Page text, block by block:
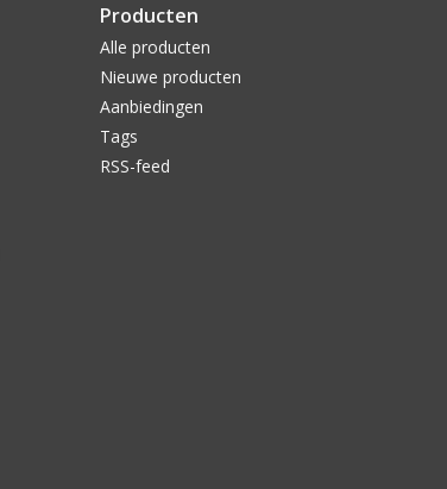
Producten
Alle producten
Nieuwe producten
Aanbiedingen
Tags
RSS-feed